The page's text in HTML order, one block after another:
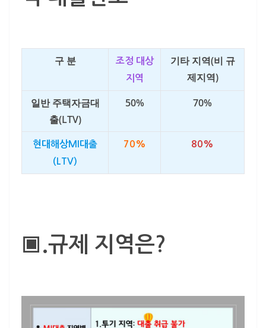
구 분
조정 대상
지역
기타 지역(비 규
제지역)
일반 주택자금대
출(LTV)
50% 70%
현대해상MI대출
(LTV)
70% 80%
▣.규제 지역은?